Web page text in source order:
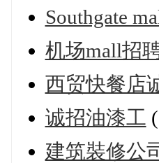
Southgate
机场mall招
西贸快餐店
诚招油漆工
建筑裝修公